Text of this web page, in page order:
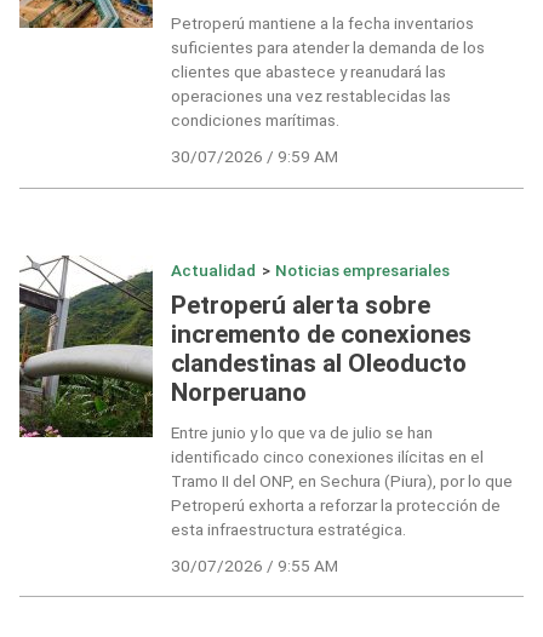
Petroperú mantiene a la fecha inventarios
suficientes para atender la demanda de los
clientes que abastece y reanudará las
operaciones una vez restablecidas las
condiciones marítimas.
30/07/2026 / 9:59 AM
Actualidad > Noticias empresariales
Petroperú alerta sobre
incremento de conexiones
clandestinas al Oleoducto
Norperuano
Entre junio y lo que va de julio se han
identificado cinco conexiones ilícitas en el
Tramo II del ONP, en Sechura (Piura), por lo que
Petroperú exhorta a reforzar la protección de
esta infraestructura estratégica.
30/07/2026 / 9:55 AM